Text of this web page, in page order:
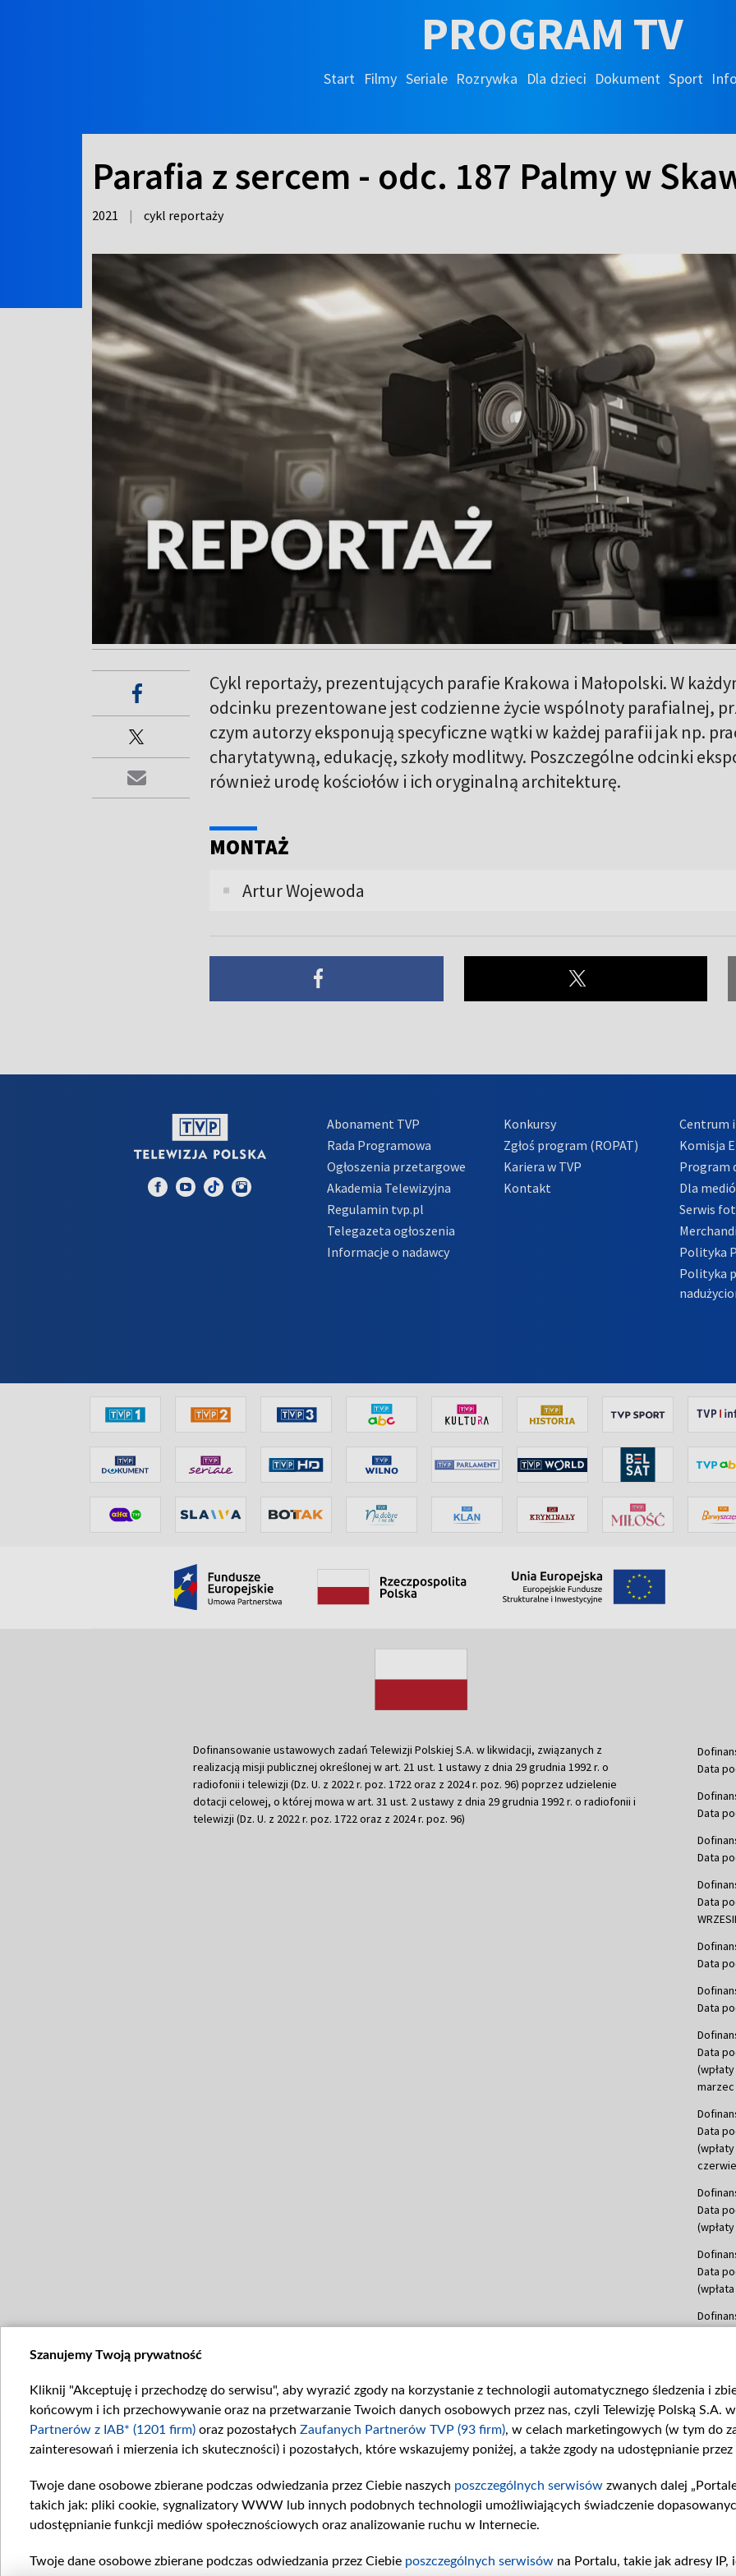
PROGRAM TV
Start Filmy Seriale Rozrywka Dla dzieci Dokument Sport
Parafia z sercem - odc. 187 Palmy w
2021 | cykl reportaży
Cykl reportaży, prezentujących parafie Krakowa i Małopolski. W
odcinku prezentowane jest codzienne życie wspólnoty parafialnej,
czym autorzy eksponują specyficzne wątki w każdej parafii jak np.
charytatywną, edukację, szkoły modlitwy. Poszczególne odcinki
również urodę kościołów i ich oryginalną architekturę.
MONTAŻ
Artur Wojewoda
Abonament TVP
Rada Programowa
Ogłoszenia przetargowe
Akademia Telewizyjna
Regulamin tvp.pl
Telegazeta ogłoszenia
Informacje o nadawcy
Konkursy
Zgłoś program (ROPAT)
Kariera w TVP
Kontakt
Centrum
Komisja
Program
Dla
Serwis
Polityka
Polityka
Dofinansowanie ustawowych zadań Telewizji Polskiej S.A. w likwidacji, związanych z
realizacją misji publicznej określonej w art. 21 ust. 1 ustawy z dnia 29 grudnia 1992 r. o
radiofonii i telewizji (Dz. U. z 2022 r. poz. 1722 oraz z 2024 r. poz. 96) poprzez udzielenie
dotacji celowej, o której mowa w art. 31 ust. 2 ustawy z dnia 29 grudnia 1992 r. o radiofonii i
telewizji (Dz. U. z 2022 r. poz. 1722 oraz z 2024 r. poz. 96)
Data
Data
Data
Data
Data
Data
Data
marzec
Data
Data
Data
Data
26
Data
Szanujemy Twoją prywatność
Kliknij "Akceptuję i przechodzę do serwisu", aby wyrazić zgody na korzystanie z technologii automatycznego śledzenia i
końcowym i ich przechowywanie oraz na przetwarzanie Twoich danych osobowych przez nas, czyli Telewizję Polską S.A.
Partnerów z IAB* (1201 firm) oraz pozostałych Zaufanych Partnerów TVP (93 firm), w celach marketingowych (w tym do
zainteresowań i mierzenia ich skuteczności) i pozostałych, które wskazujemy poniżej, a także zgody na udostępnianie
Twoje dane osobowe zbierane podczas odwiedzania przez Ciebie naszych poszczególnych serwisów zwanych dalej
takich jak: pliki cookie, sygnalizatory WWW lub innych podobnych technologii umożliwiających świadczenie
udostępnianie funkcji mediów społecznościowych oraz analizowanie ruchu w Internecie.
Twoje dane osobowe zbierane podczas odwiedzania przez Ciebie poszczególnych serwisów na Portalu, takie jak adresy